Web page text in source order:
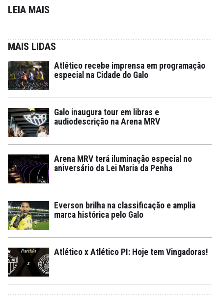
LEIA MAIS
MAIS LIDAS
Atlético recebe imprensa em programação
especial na Cidade do Galo
Galo inaugura tour em libras e
audiodescrição na Arena MRV
Arena MRV terá iluminação especial no
aniversário da Lei Maria da Penha
Everson brilha na classificação e amplia
marca histórica pelo Galo
Atlético x Atlético PI: Hoje tem Vingadoras!